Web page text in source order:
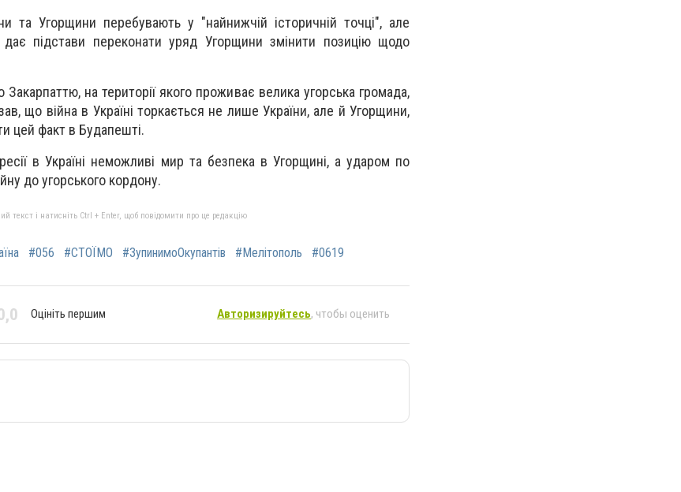
та Угорщини перебувають у "найнижчій історичній точці", але
підстави переконати уряд Угорщини змінити позицію щодо
на території якого проживає велика угорська громада,
що війна в Україні торкається не лише України, але й Угорщини,
цей факт в Будапешті.
в Україні неможливі мир та безпека в Угорщині, а ударом по
до угорського кордону.
текст і натисніть Ctrl + Enter, щоб повідомити про це редакцію
#056 #СТОЇМО #ЗупинимоОкупантів #Мелітополь #0619
Оцініть першим Авторизируйтесь, чтобы оценить